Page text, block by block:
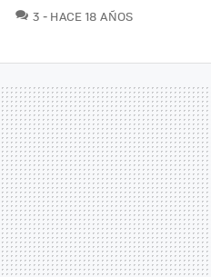
3 COMENTARIOS
HACE 18 AÑOS